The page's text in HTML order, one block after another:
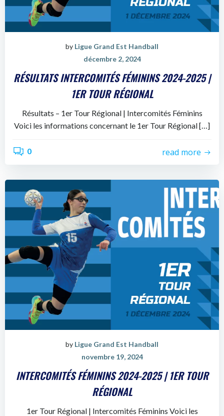
by Ligue Grand Est Handball
décembre 2, 2024
RÉSULTATS INTERCOMITÉS FÉMININS 2024-2025 |
1ER TOUR RÉGIONAL
Résultats – 1er Tour Régional | Intercomités Féminins
Voici les informations concernant le 1er Tour Régional […]
0 read more
by Ligue Grand Est Handball
novembre 19, 2024
INTERCOMITÉS FÉMININS 2024-2025 | 1ER TOUR
RÉGIONAL
1er Tour Régional | Intercomités Féminins Voici les